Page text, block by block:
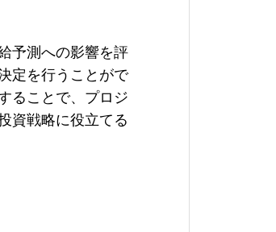
予測への影響を評
定を行うことがで
ることで、プロジ
資戦略に役立てる